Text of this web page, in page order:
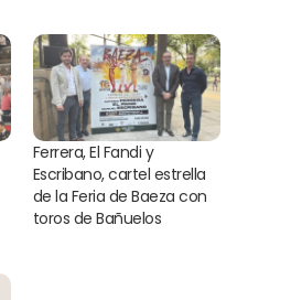
Ferrera, El Fandi y
Escribano, cartel estrella
de la Feria de Baeza con
toros de Bañuelos